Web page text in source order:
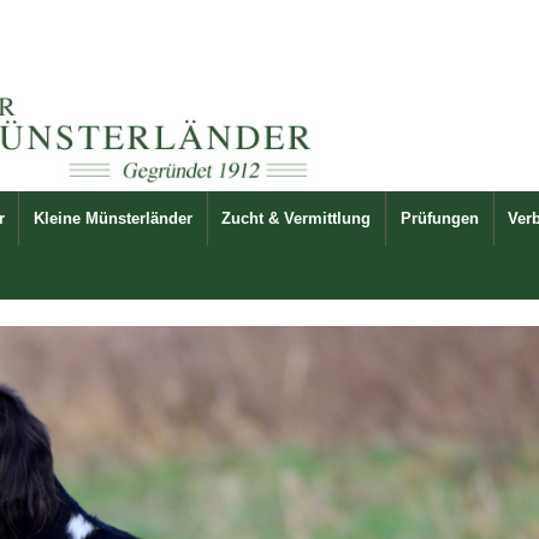
Kleine Münsterländer Zucht & Vermittlung Prüfungen